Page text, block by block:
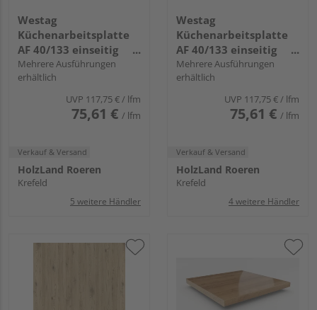
Westag
Küchenarbeitsplatte
AF 40/133 einseitig
gerundet EI740 SI
chalet eiche braun
Mehrere Ausführungen
erhältlich
UVP 117,75 € / lfm
75,61 € / lfm
Verkauf & Versand
HolzLand Roeren
Krefeld
5 weitere Händler
Westag
Küchenarbeitsplatte
AF 40/133 einseitig
gerundet EI370 SI fjord
eiche
Mehrere Ausführungen
erhältlich
UVP 117,75 € / lfm
75,61 € / lfm
Verkauf & Versand
HolzLand Roeren
Krefeld
4 weitere Händler